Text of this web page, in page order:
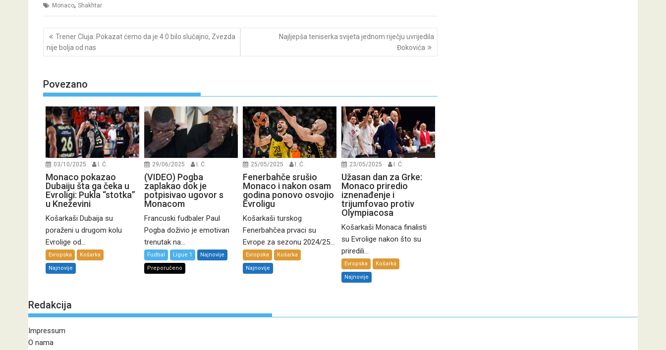
Monaco, Shakhtar
Post
navigation
Trener Cluja: Pokazat ćemo da je 4:0 bilo slučajno, Zvezda
nije bolja od nas
Najljepša teniserka svijeta jednom riječju uvrijedila
Đokovića
Povezano
03/10/2025 I. Ć.
Monaco pokazao
Dubaiju šta ga čeka u
Evroligi: Pukla “stotka”
u Kneževini
Košarkaši Dubaija su
poraženi u drugom kolu
Evrolige od...
Evropska Košarka
Najnovije
29/06/2025 I. Ć.
(VIDEO) Pogba
zaplakao dok je
potpisivao ugovor s
Monacom
Francuski fudbaler Paul
Pogba doživio je emotivan
trenutak na...
Fudbal Ligue 1 Najnovije
Preporučeno
25/05/2025 I. Ć.
Fenerbahče srušio
Monaco i nakon osam
godina ponovo osvojio
Evroligu
Košarkaši turskog
Fenerbahčea prvaci su
Evrope za sezonu 2024/25...
Evropska Košarka
Najnovije
23/05/2025 I. Ć.
Užasan dan za Grke:
Monaco priredio
iznenađenje i
trijumfovao protiv
Olympiacosa
Košarkaši Monaca finalisti
su Evrolige nakon što su
priredili...
Evropska Košarka
Najnovije
Redakcija
Impressum
O nama